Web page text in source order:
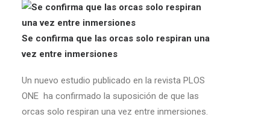
Se confirma que las orcas solo respiran una
vez entre inmersiones
Un nuevo estudio publicado en la revista PLOS
ONE ha confirmado la suposición de que las
orcas solo respiran una vez entre inmersiones.